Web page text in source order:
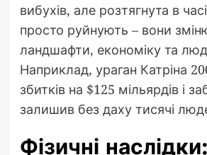
вибухів, але розтягнута в
просто руйнують – вони
ландшафти, економіку та
Наприклад, ураган Катріна
збитків на $125 мільярдів і
залишив без даху тисячі
Фізичні наслідки: